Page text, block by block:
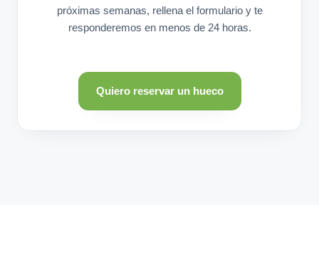
próximas semanas, rellena el formulario y te
responderemos en menos de 24 horas.
Quiero reservar un hueco